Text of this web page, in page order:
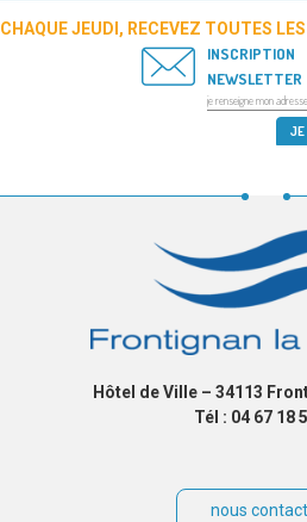
CHAQUE JEUDI, RECEVEZ TOUTES
INSCRIPTION
NEWSLETTER
Hôtel de Ville – 34113
Tél : 04 67 18
nous